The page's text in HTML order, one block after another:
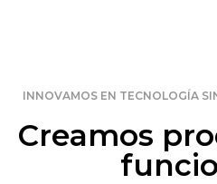
INNOVAMOS EN TECNOLOGÍA
Creamos